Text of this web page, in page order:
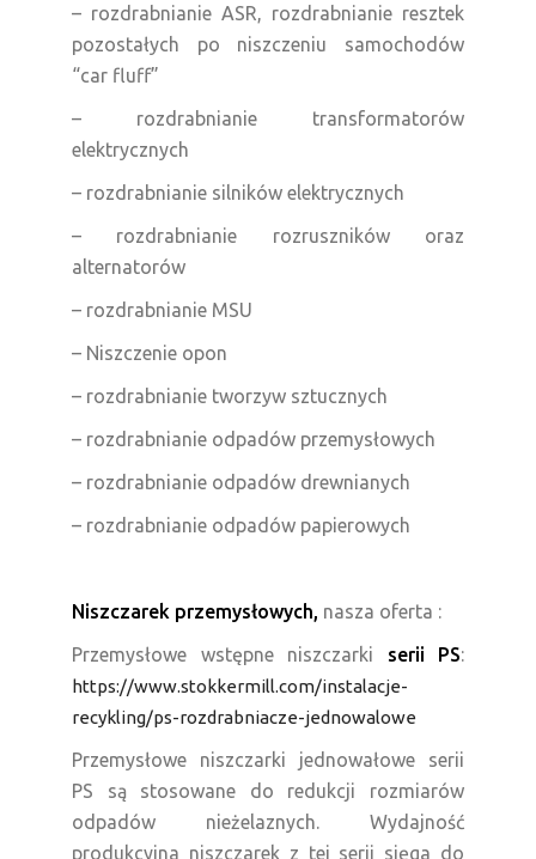
– rozdrabnianie ASR, rozdrabnianie resztek
pozostałych po niszczeniu samochodów
“car fluff”
– rozdrabnianie transformatorów
elektrycznych
– rozdrabnianie silników elektrycznych
– rozdrabnianie rozruszników oraz
alternatorów
– rozdrabnianie MSU
– Niszczenie opon
– rozdrabnianie tworzyw sztucznych
– rozdrabnianie odpadów przemysłowych
– rozdrabnianie odpadów drewnianych
– rozdrabnianie odpadów papierowych
Niszczarek przemysłowych, nasza oferta :
Przemysłowe wstępne niszczarki serii PS:
https://www.stokkermill.com/instalacje-
recykling/ps-rozdrabniacze-jednowalowe
Przemysłowe niszczarki jednowałowe serii
PS są stosowane do redukcji rozmiarów
odpadów nieżelaznych. Wydajność
produkcyjna niszczarek z tej serii sięga do